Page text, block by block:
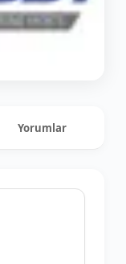
Yorumlar